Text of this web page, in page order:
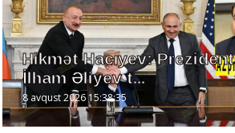
Hikmət Hacıyev: Prezident
İlham Əliyev t...
8 avqust 2026 15:38:35